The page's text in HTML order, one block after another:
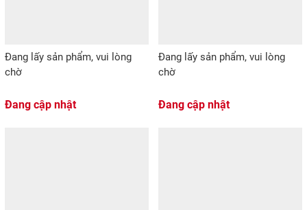
Đang lấy sản phẩm, vui lòng
chờ
Đang cập nhật
Đang lấy sản phẩm, vui lòng
chờ
Đang cập nhật